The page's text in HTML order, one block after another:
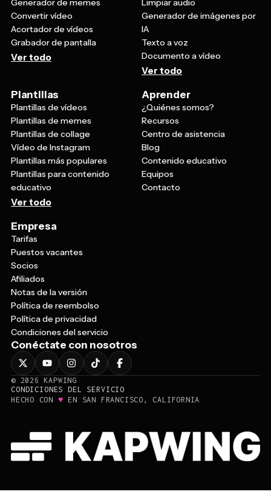
Acortador de vídeos
Grabador de pantalla
Ver todo
IA
Texto a voz
Documento a vídeo
Ver todo
Plantillas de memes
Plantillas de collage
Vídeo de Instagram
Plantillas más populares
Plantillas para contenido
educativo
Ver todo
Aprender
Recursos
Centro de asistencia
Blog
Contenido educativo
Equipos
Contacto
Empresa
Puestos vacantes
Socios
Afiliados
Notas de la versión
Política de reembolso
Política de privacidad
Condiciones del servicio
Conéctate con nosotros
©2026 KAPWING
CONDICIONES DEL SERVICIO
HECHO CON♥EN SAN FRANCISCO, CALIFORNIA